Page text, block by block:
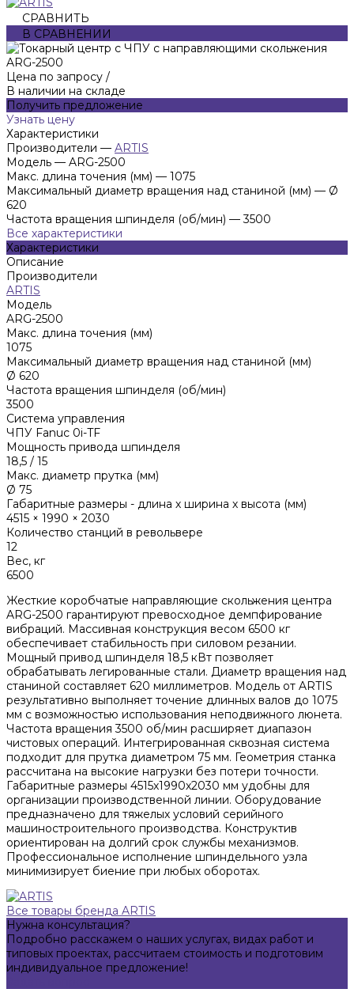
СРАВНИТЬ
В СРАВНЕНИИ
Цена по запросу /
В наличии на складе
Получить предложение
Узнать цену
Характеристики
Производители — ARTIS
Модель — ARG-2500
Макс. длина точения (мм) — 1075
Максимальный диаметр вращения над станиной (мм) — Ø
620
Частота вращения шпинделя (об/мин) — 3500
Все характеристики
Характеристики
Описание
Производители
ARTIS
Модель
ARG-2500
Макс. длина точения (мм)
1075
Максимальный диаметр вращения над станиной (мм)
Ø 620
Частота вращения шпинделя (об/мин)
3500
Система управления
ЧПУ Fanuc 0i-TF
Мощность привода шпинделя
18,5 / 15
Макс. диаметр прутка (мм)
Ø 75
Габаритные размеры - длина х ширина х высота (мм)
4515 × 1990 × 2030
Количество станций в револьвере
12
Вес, кг
6500
Жесткие коробчатые направляющие скольжения центра
ARG-2500 гарантируют превосходное демпфирование
вибраций. Массивная конструкция весом 6500 кг
обеспечивает стабильность при силовом резании.
Мощный привод шпинделя 18,5 кВт позволяет
обрабатывать легированные стали. Диаметр вращения над
станиной составляет 620 миллиметров. Модель от ARTIS
результативно выполняет точение длинных валов до 1075
мм с возможностью использования неподвижного люнета.
Частота вращения 3500 об/мин расширяет диапазон
чистовых операций. Интегрированная сквозная система
подходит для прутка диаметром 75 мм. Геометрия станка
рассчитана на высокие нагрузки без потери точности.
Габаритные размеры 4515х1990х2030 мм удобны для
организации производственной линии. Оборудование
предназначено для тяжелых условий серийного
машиностроительного производства. Конструктив
ориентирован на долгий срок службы механизмов.
Профессиональное исполнение шпиндельного узла
минимизирует биение при любых оборотах.
Все товары бренда ARTIS
Нужна консультация?
Подробно расскажем о наших услугах, видах работ и
типовых проектах, рассчитаем стоимость и подготовим
индивидуальное предложение!